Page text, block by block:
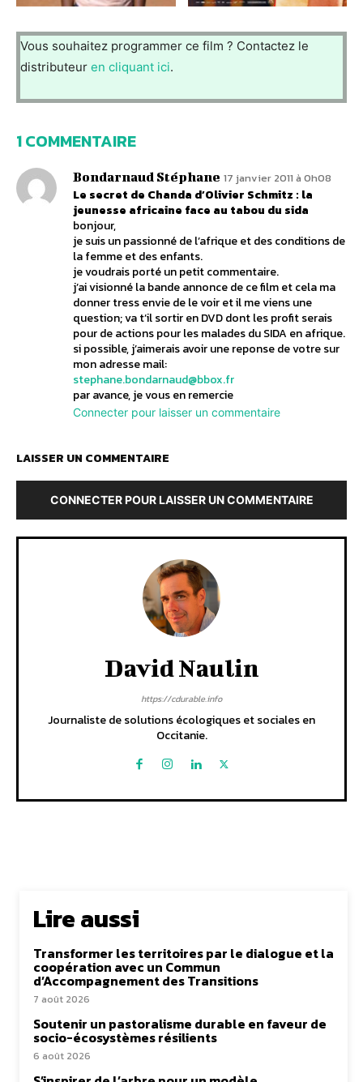
Vous souhaitez programmer ce film ? Contactez le
distributeur en cliquant ici.
1 COMMENTAIRE
Bondarnaud Stéphane 17 janvier 2011 à 0h08
Le secret de Chanda d’Olivier Schmitz : la
jeunesse africaine face au tabou du sida
bonjour,
je suis un passionné de l’afrique et des conditions de
la femme et des enfants.
je voudrais porté un petit commentaire.
j’ai visionné la bande annonce de ce film et cela ma
donner tress envie de le voir et il me viens une
question; va t’il sortir en DVD dont les profit serais
pour de actions pour les malades du SIDA en afrique.
si possible, j’aimerais avoir une reponse de votre sur
mon adresse mail:
stephane.bondarnaud@bbox.fr
par avance, je vous en remercie
Connecter pour laisser un commentaire
LAISSER UN COMMENTAIRE
CONNECTER POUR LAISSER UN COMMENTAIRE
David Naulin
https://cdurable.info
Journaliste de solutions écologiques et sociales en
Occitanie.
Lire aussi
Transformer les territoires par le dialogue et la
coopération avec un Commun
d’Accompagnement des Transitions
7 août 2026
Soutenir un pastoralisme durable en faveur de
socio-écosystèmes résilients
6 août 2026